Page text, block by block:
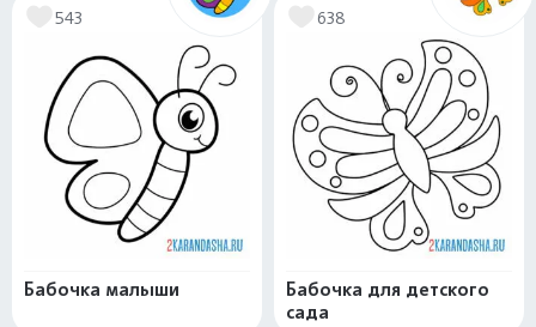
543
Бабочка малыши
638
Бабочка для детского
сада